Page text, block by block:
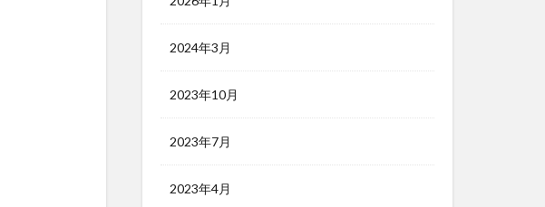
2024年3月
2023年10月
2023年7月
2023年4月